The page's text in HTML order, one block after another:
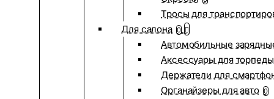
Тросы для
Для салона 0
Автомобильные
Аксессуары для
Держатели для
Органайзеры для авто 0